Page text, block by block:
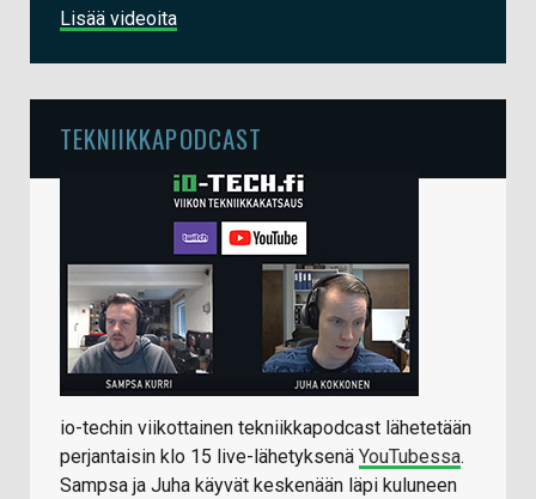
Lisää videoita
TEKNIIKKAPODCAST
io-techin viikottainen tekniikkapodcast lähetetään
perjantaisin klo 15 live-lähetyksenä YouTubessa.
Sampsa ja Juha käyvät keskenään läpi kuluneen